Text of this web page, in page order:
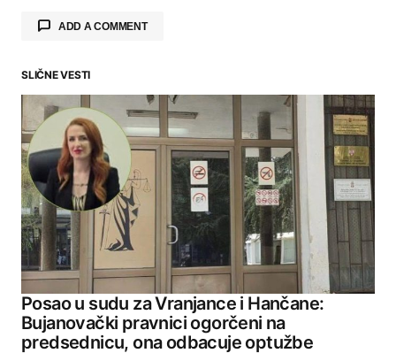
ADD A COMMENT
Your email address will not be published.
Required fields are marked
Comment*
Your Name
Your E-mail
SLIČNE VESTI
Posao u sudu za Vranjance i Hančane:
Bujanovački pravnici ogorčeni na
predsednicu, ona odbacuje optužbe